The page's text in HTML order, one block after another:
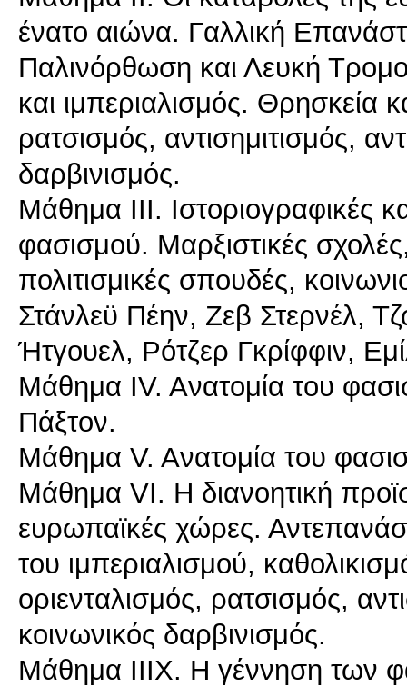
ένατο αιώνα. Γαλλική
Παλινόρθωση και Λευκή
και ιμπεριαλισμός. Θρησκεία
ρατσισμός, αντισημιτισμός,
δαρβινισμός.
Mάθημα ΙII. Ιστοριογραφικές
φασισμού. Μαρξιστικές
πολιτισμικές σπουδές,
Στάνλεϋ Πέην, Ζεβ Στερνέλ,
Ήτγουελ, Ρότζερ Γκρίφφιν,
Mάθημα ΙV. Aνατομία του
Πάξτον.
Mάθημα V. Aνατομία του
Mάθημα VΙ. Η διανοητική
ευρωπαϊκές χώρες.
του ιμπεριαλισμού,
οριενταλισμός, ρατσισμός,
κοινωνικός δαρβινισμός.
Mάθημα ΙΙΙΧ. Η γέννηση των